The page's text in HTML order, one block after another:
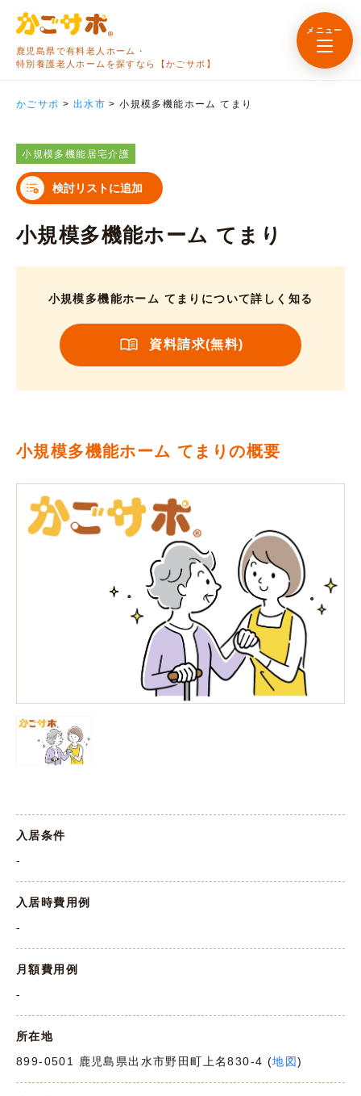
鹿児島県で有料老人ホーム・
特別養護老人ホームを探すなら【かごサポ】
メニュー
かごサポ > 出水市 >小規模多機能ホーム てまり
小規模多機能居宅介護
検討リストに追加
小規模多機能ホーム てまり
小規模多機能ホーム てまりについて詳しく知る
資料請求(無料)
小規模多機能ホーム てまりの概要
入居条件
-
入居時費用例
-
月額費用例
-
所在地
899-0501 鹿児島県出水市野田町上名830-4 (地図)